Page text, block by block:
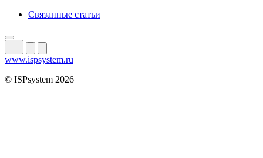
Связанные статьи
www.ispsystem.ru
© ISPsystem 2026